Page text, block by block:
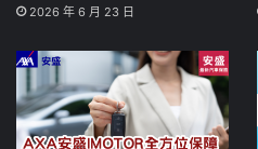
2026 年 6 月 23 日